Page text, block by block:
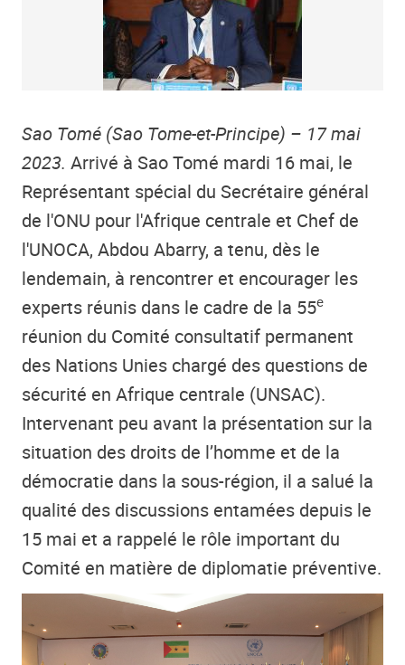
Sao Tomé (Sao Tome-et-Principe) – 17 mai
2023. Arrivé à Sao Tomé mardi 16 mai, le
Représentant spécial du Secrétaire général
de l'ONU pour l'Afrique centrale et Chef de
l'UNOCA, Abdou Abarry, a tenu, dès le
lendemain, à rencontrer et encourager les
experts réunis dans le cadre de la 55e
réunion du Comité consultatif permanent
des Nations Unies chargé des questions de
sécurité en Afrique centrale (UNSAC).
Intervenant peu avant la présentation sur la
situation des droits de l’homme et de la
démocratie dans la sous-région, il a salué la
qualité des discussions entamées depuis le
15 mai et a rappelé le rôle important du
Comité en matière de diplomatie préventive.